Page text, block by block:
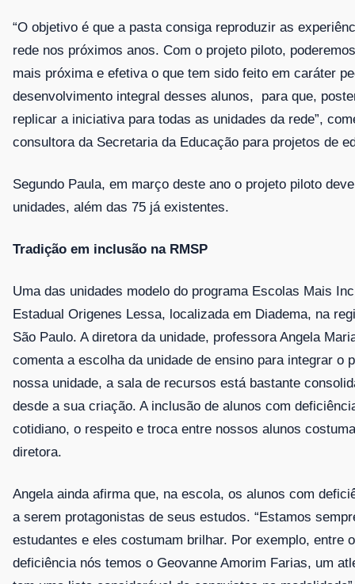
“O objetivo é que a pasta consiga reproduzir as
rede nos próximos anos. Com o projeto piloto,
mais próxima e efetiva o que tem sido feito em caráter
desenvolvimento integral desses alunos, para que,
replicar a iniciativa para todas as unidades da rede”,
consultora da Secretaria da Educação para projetos de
Segundo Paula, em março deste ano o projeto piloto
unidades, além das 75 já existentes.
Tradição em inclusão na RMSP
Uma das unidades modelo do programa Escolas Mais
Estadual Origenes Lessa, localizada em Diadema, na
São Paulo. A diretora da unidade, professora Angela
comenta a escolha da unidade de ensino para integrar o
nossa unidade, a sala de recursos está bastante
desde a sua criação. A inclusão de alunos com
cotidiano, o respeito e troca entre nossos alunos
diretora.
Angela ainda afirma que, na escola, os alunos com
a serem protagonistas de seus estudos. “Estamos
estudantes e eles costumam brilhar. Por exemplo, entre
deficiência nós temos o Geovanne Amorim Farias, um